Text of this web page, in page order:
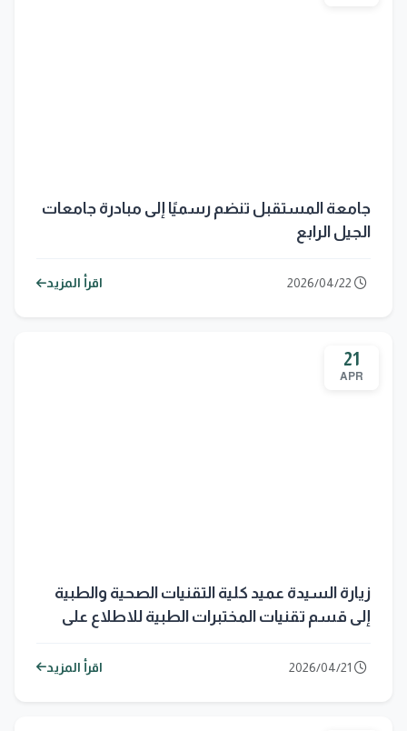
جامعة المستقبل تنضم رسميًا إلى مبادرة جامعات
الجيل الرابع
اقرأ المزيد
21
APR
زيارة السيدة عميد كلية التقنيات الصحية والطبية
إلى قسم تقنيات المختبرات الطبية للاطلاع على
اقرأ المزيد